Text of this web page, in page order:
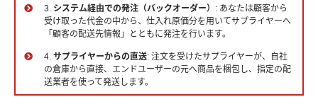
3. システム経由での発注（バックオーダー） : あなたは顧客から
受け取った代金の中から、仕入れ原価分を用いてサプライヤーへ
「顧客の配送先情報」とともに発注を行います。
4. サプライヤーからの直送: 注文を受けたサプライヤーが、自社
の倉庫から直接、エンドユーザーの元へ商品を梱包し、指定の配
送業者を使って発送します。